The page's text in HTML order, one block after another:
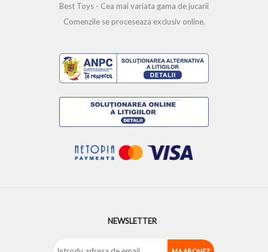
Best Toys - Cea mai variata gama de jucarii
Comenzile se proceseaza exclusiv online.
NEWSLETTER